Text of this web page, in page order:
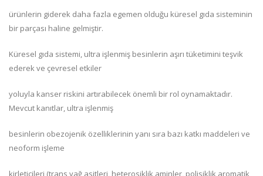
ürünlerin giderek daha fazla egemen olduğu küresel gıda sisteminin
bir parçası haline gelmiştir.
Küresel gıda sistemi, ultra işlenmiş besinlerin aşırı tüketimini teşvik
ederek ve çevresel etkiler
yoluyla kanser riskini artırabilecek önemli bir rol oynamaktadır.
Mevcut kanıtlar, ultra işlenmiş
besinlerin obezojenik özelliklerinin yanı sıra bazı katkı maddeleri ve
neoform işleme
kirleticileri (trans yağ asitleri, heterosiklik aminler, polisiklik aromatik